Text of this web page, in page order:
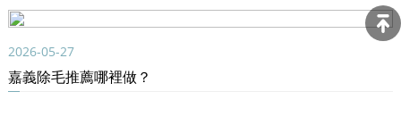
2026-05-27
嘉義除毛推薦哪裡做？